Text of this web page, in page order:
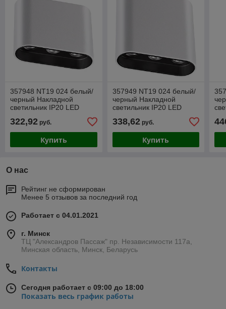
357948 NT19 024 белый/
черный Накладной
светильник IP20 LED
BELLA
322,92 руб.
Купить
357949 NT19 024 белый/
черный Накладной
светильник IP20 LED
BELLA
338,62руб.
Купить
О нас
Рейтинг не сформирован
Менее 5 отзывов за последний год
Работает с 04.01.2021
г. Минск
ТЦ "Александров Пассаж" пр. Независимости 117а,
Минская область, Минск, Беларусь
Контакты
Сегодня работает с 09:00 до 18:00
Показать весь график работы